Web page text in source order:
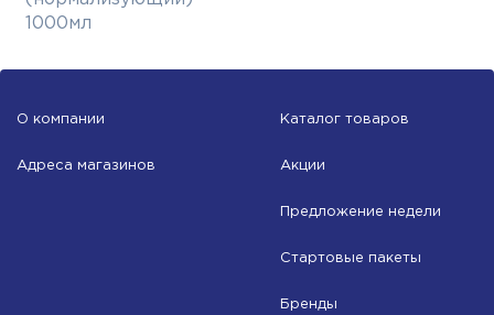
1000мл
О компании
Адреса магазинов
Каталог товаров
Акции
Предложение недели
Стартовые пакеты
Бренды